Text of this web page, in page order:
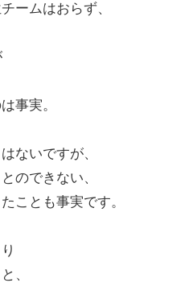
ームはおらず、
事実。
ないですが、
のできない、
ことも事実です。
、